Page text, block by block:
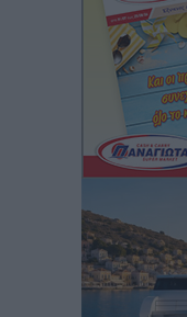
πριν 2 ώρες
Ακαθάριστα
δεν τα καθαρίσει
ποιος πληρώνει
Τοπικές Ειδήσεις•
Πού κινούνται
από Γερμανούς
Ειδήσεις• πριν 3 ώρες